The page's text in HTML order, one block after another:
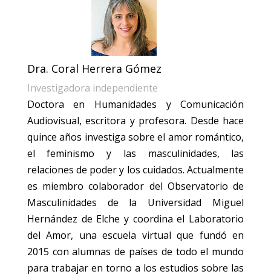
Dra. Coral Herrera Gómez
Investigadora independiente
Doctora en Humanidades y Comunicación
Audiovisual, escritora y profesora. Desde hace
quince años investiga sobre el amor romántico,
el feminismo y las masculinidades, las
relaciones de poder y los cuidados. Actualmente
es miembro colaborador del Observatorio de
Masculinidades de la Universidad Miguel
Hernández de Elche y coordina el Laboratorio
del Amor, una escuela virtual que fundó en
2015 con alumnas de países de todo el mundo
para trabajar en torno a los estudios sobre las